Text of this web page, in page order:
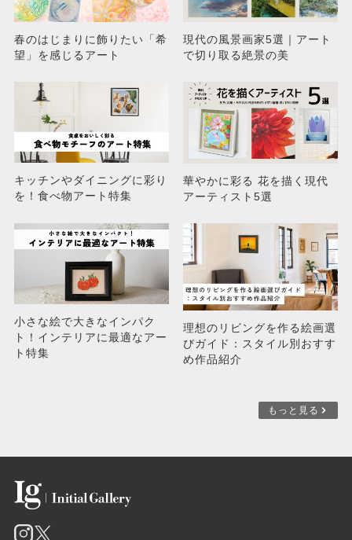
09032024-14032024
¥150,000
26042024
¥135,000
¥160,000
春のはじまりに飾りたい「希
望」を感じるアート
現代の風景画家5選｜アート
で切り取る絶景の美
キッチンやダイニングに彩り
を！食べ物アート特集
華やかに彩る 花を描く現代
アーティスト5選
小さな絵で大きなインパク
ト！インテリアに最適なアー
ト特集
理想のリビングを作る絵画選
びガイド：スタイル別おすす
め作品紹介
もっと見る